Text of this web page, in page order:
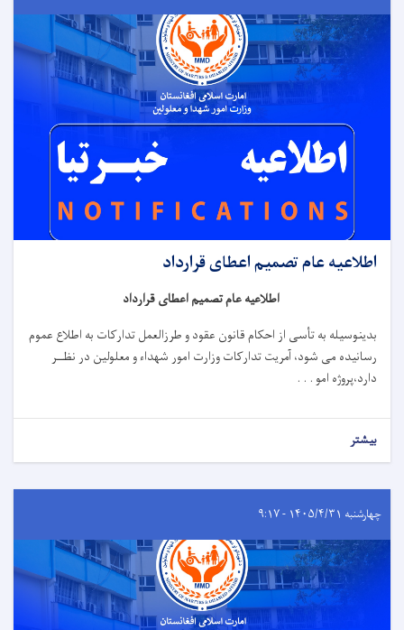
اطلاعیه عام تصمیم اعطای قرارداد
اطلاعیه عام تصمیم اعطای قرارداد
بدینوسیله به تأسی از احکام قانون عقود و طرزالعمل تدارکات به اطلاع عموم
رسانیده می شود، آمریت تدارکات وزارت امور شهداء و معلولین در نظــر
دارد،پروژه امو . . .
بیشتر
چهارشنبه ۱۴۰۵/۴/۳۱ - ۹:۱۷